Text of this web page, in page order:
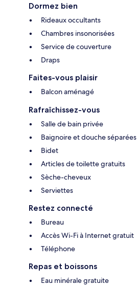
Dormez bien
Rideaux occultants
Chambres insonorisées
Service de couverture
Draps
Faites-vous plaisir
Balcon aménagé
Rafraîchissez-vous
Salle de bain privée
Baignoire et douche séparées
Bidet
Articles de toilette gratuits
Sèche-cheveux
Serviettes
Restez connecté
Bureau
Accès Wi-Fi à Internet gratuit
Téléphone
Repas et boissons
Eau minérale gratuite